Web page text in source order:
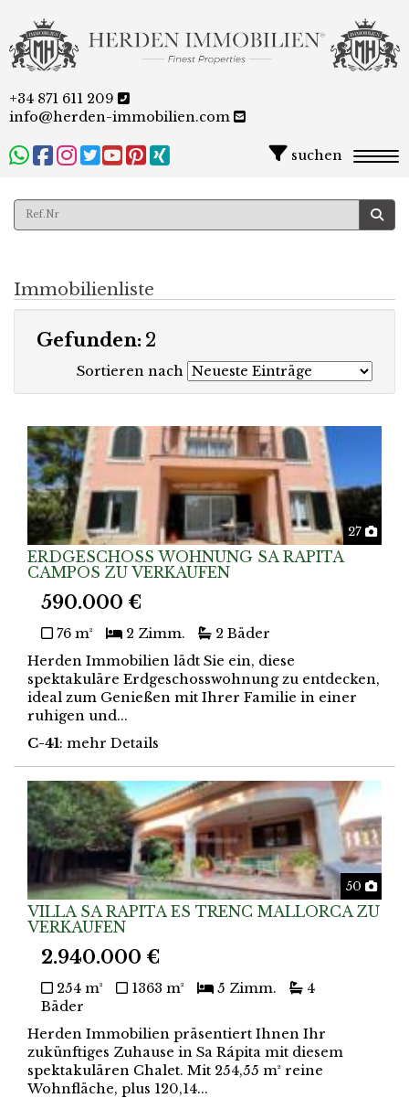
+34 871 611 209
info@herden-immobilien.com
suchen
Immobilienliste
Gefunden: 2
Sortieren nach
27 Fotos
ERDGESCHOSS WOHNUNG SA RAPITA
CAMPOS ZU VERKAUFEN
590.000 €
76 m² 2 Zimm.
2 Bäder
Herden Immobilien lädt Sie ein, diese
spektakuläre Erdgeschosswohnung zu entdecken,
ideal zum Genießen mit Ihrer Familie in einer
ruhigen und...
C-41: mehr Details
50 Fotos
VILLA SA RAPITA ES TRENC MALLORCA ZU
VERKAUFEN
2.940.000 €
254 m² 1363 m² 5 Zimm.
4
Bäder
Herden Immobilien präsentiert Ihnen Ihr
zukünftiges Zuhause in Sa Rápita mit diesem
spektakulären Chalet. Mit 254,55 m² reine
Wohnfläche, plus 120,14...